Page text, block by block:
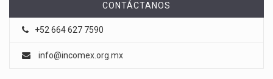
CONTÁCTANOS
+52 664 627 7590
info@incomex.org.mx